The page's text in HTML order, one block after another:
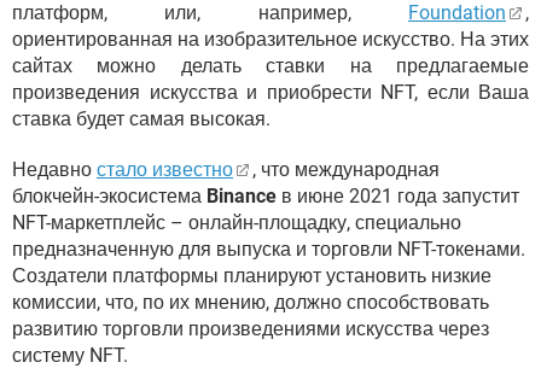
платформ, или, например,
Foundation
,
ориентированная на изобразительное искусство. На этих
сайтах можно делать ставки на предлагаемые
произведения искусства и приобрести NFT, если Ваша
ставка будет самая высокая.
Недавно стало известно
, что международная
блокчейн-экосистема Binance в июне 2021 года запустит
NFT-маркетплейс – онлайн-площадку, специально
предназначенную для выпуска и торговли NFT-токенами.
Создатели платформы планируют установить низкие
комиссии, что, по их мнению, должно способствовать
развитию торговли произведениями искусства через
систему NFT.